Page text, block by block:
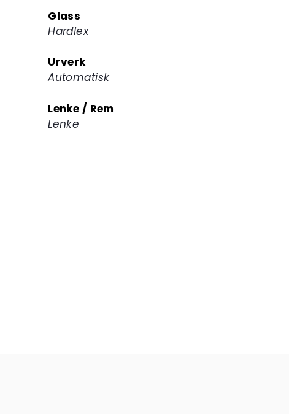
Glass
Hardlex
Urverk
Automatisk
Lenke / Rem
Lenke